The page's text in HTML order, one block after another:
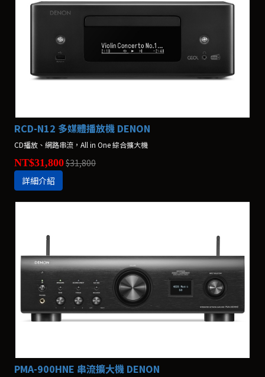
RCD-N12 多媒體播放機 DENON
CD播放、網路串流，All in One 綜合擴大機
NT$31,800$31,800
詳細介紹
PMA-900HNE 串流擴大機 DENON